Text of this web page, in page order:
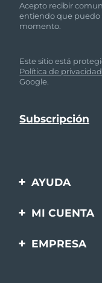
Acepto recibir
entiendo que
momento.
Este sitio está
Política de privacidad
Google.
AYUDA
Contáctanos
MI CUENTA
Registro de
EMPRESA